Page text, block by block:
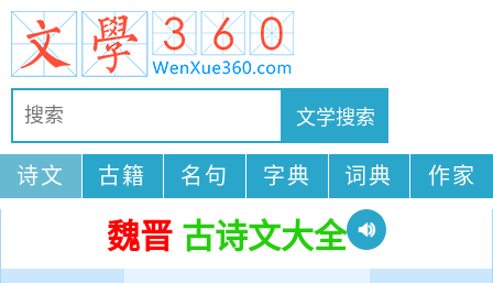
诗文 古籍 名句 字典 词典 作家
魏晋 古诗文大全